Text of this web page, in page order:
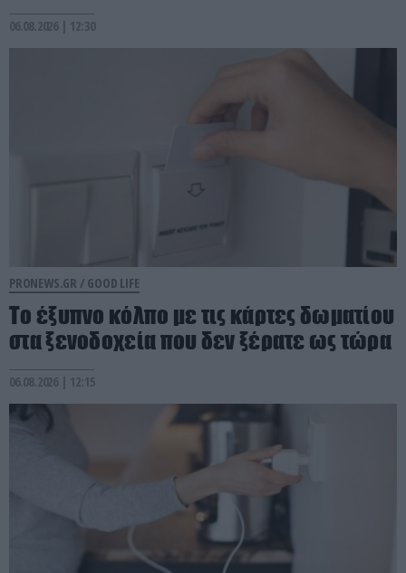
06.08.2026 | 12:30
PRONEWS.GR / GOOD LIFE
Το έξυπνο κόλπο με τις κάρτες δωματίου
στα ξενοδοχεία που δεν ξέρατε ως τώρα
06.08.2026 | 12:15